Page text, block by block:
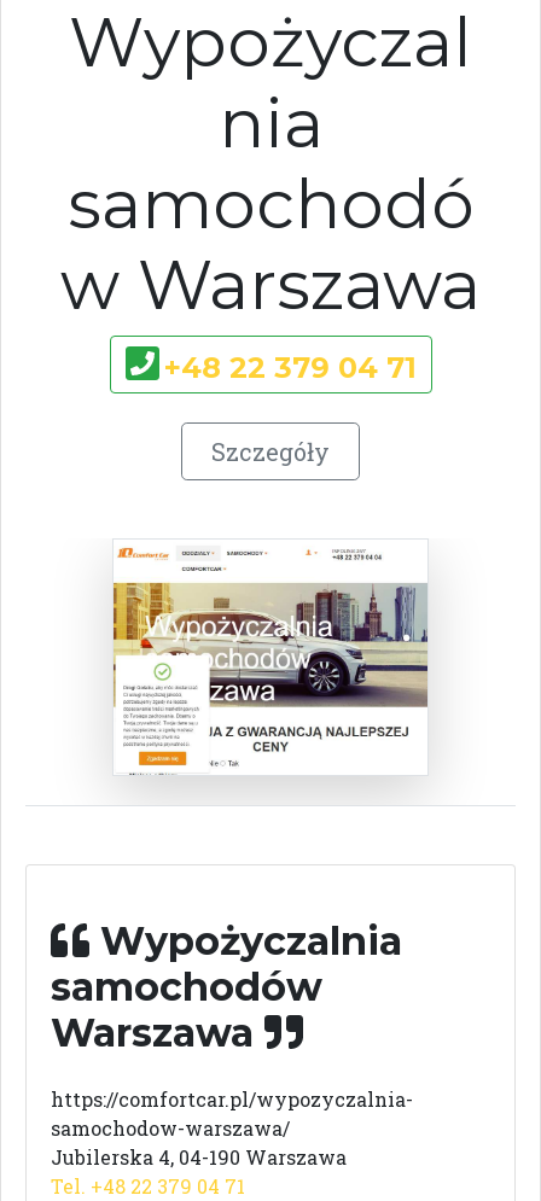
Wypożyczal
nia
samochodó
w Warszawa
+48 22 379 04 71
Szczegóły
Wypożyczalnia
samochodów
Warszawa
https://comfortcar.pl/wypozyczalnia-
samochodow-warszawa/
Jubilerska 4, 04-190 Warszawa
Tel. +48 22 379 04 71